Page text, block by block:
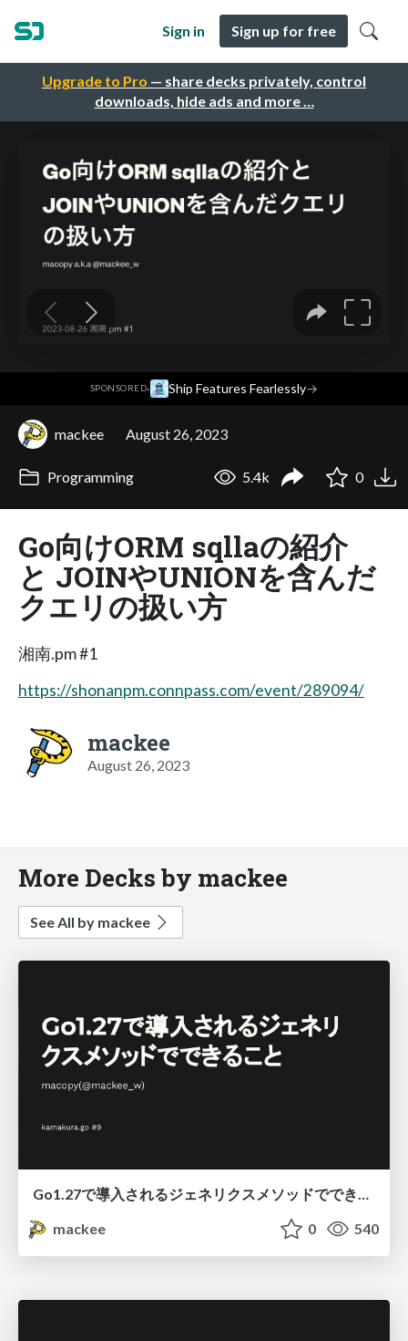
Upgrade to Pro — share decks privately, control
downloads, hide ads and more …
Sign in Sign up for free
SPONSORED· Ship Features Fearlessly→
mackee August 26, 2023
Programming 5.4k 0
Go向けORM sqllaの紹介
と JOINやUNIONを含んだ
クエリの扱い方
湘南.pm #1
https://shonanpm.connpass.com/event/289094/
mackee
August 26, 2023
More Decks by mackee
See All by mackee
Go1.27で導入されるジェネリクスメソッドでできること
mackee
0 540